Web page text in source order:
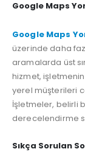
Google Maps
Google Maps
üzerinde daha
aramalarda üst
hizmet,
yerel müşterileri
İşletmeler, belirli
derecelendirme
Sıkça Sorulan